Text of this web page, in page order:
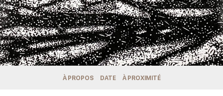
À PROPOS DATE À PROXIMITÉ